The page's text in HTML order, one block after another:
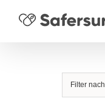
Inhalt
Filter nach